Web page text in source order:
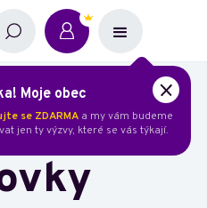
Moje obec
se ZDARMA a my vám budeme
jen ty výzvy, které se vás týkají.